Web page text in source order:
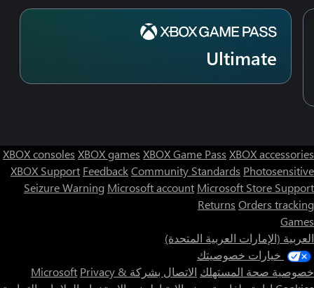
Ultimate
XBOX consoles XBOX games XBOX Game Pass XBOX accessories
XBOX Support FeedbackCommunity Standards Photosensitive
Seizure Warning Microsoft account Microsoft Store Support
Returns Orders tracking
Games
العربية (الإمارات العربية المتحدة)
خيارات خصوصيتك
خصوصية صحة المستهلك الاتصال بشركة Microsoft Privacy &